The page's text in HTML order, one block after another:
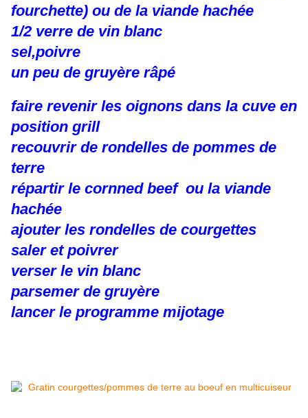
fourchette) ou de la viande hachée
1/2 verre de vin blanc
sel,poivre
un peu de gruyère râpé
faire revenir les oignons dans la cuve en
position grill
recouvrir de rondelles de pommes de
terre
répartir le cornned beef ou la viande
hachée
ajouter les rondelles de courgettes
saler et poivrer
verser le vin blanc
parsemer de gruyère
lancer le programme mijotage